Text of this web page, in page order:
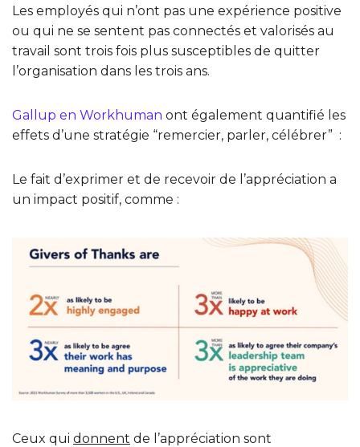
Les employés qui n’ont pas une expérience positive
ou qui ne se sentent pas connectés et valorisés au
travail sont trois fois plus susceptibles de quitter
l’organisation dans les trois ans.
Gallup en Workhuman ont également quantifié les
effets d’une stratégie “remercier, parler, célébrer” :
Le fait d’exprimer et de recevoir de l’appréciation a
un impact positif, comme :
Ceux qui donnent de l’appréciation sont